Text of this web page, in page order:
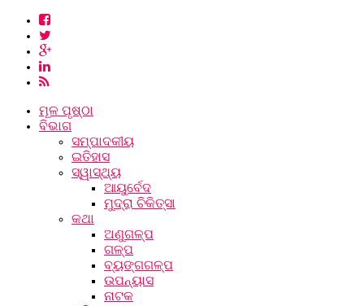
ମୂଳ ପୃଷ୍ଠା
ବିଭାଗ
ସମ୍ପାଦକୀୟ
ଇତିହାସ
ସ୍ୱାସ୍ଥ୍ୟ
ଆୟୁର୍ବେଦ
ମୁଦ୍ରା ଚିକିତ୍ସା
କଥା
ଅଣୁଗଳ୍ପ
ଗଳ୍ପ
ବ୍ୟଙ୍ଗଗଳ୍ପ
ଉପନ୍ୟାସ
ନାଟକ